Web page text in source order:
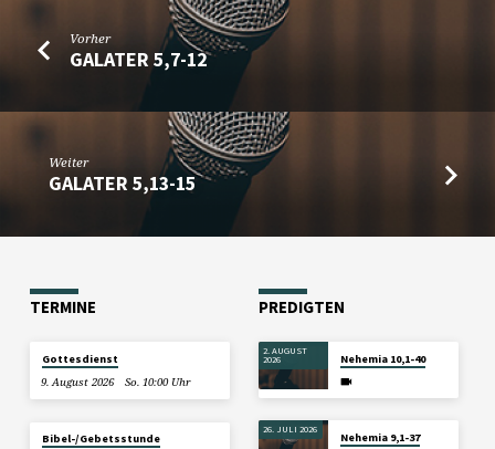
Vorher
GALATER 5,7-12
Weiter
GALATER 5,13-15
TERMINE
Gottesdienst
9. August 2026
So. 10:00 Uhr
Bibel-/Gebetsstunde
PREDIGTEN
2. AUGUST
2026 Nehemia 10,1-40
26. JULI 2026
Nehemia 9,1-37